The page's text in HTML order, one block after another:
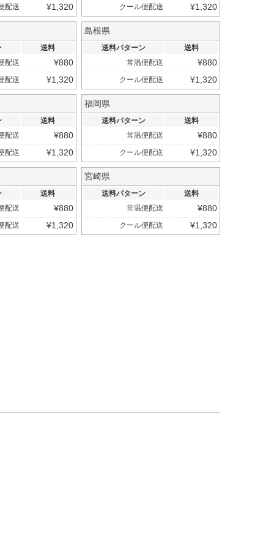
配送 ¥1,320 クール便配送 ¥1,320
送料
配送
¥880
配送 ¥1,320
島根県
送料パターン
送料
常温便配送
¥880
クール便配送 ¥1,320
送料
配送
¥880
配送 ¥1,320
福岡県
送料パターン
送料
常温便配送
¥880
クール便配送 ¥1,320
送料
配送
¥880
配送 ¥1,320
宮崎県
送料パターン
送料
常温便配送
¥880
クール便配送 ¥1,320